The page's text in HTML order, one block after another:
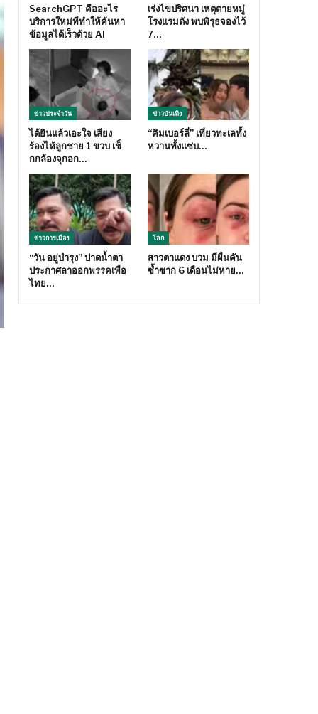
SearchGPT คืออะไร
บริการใหม่ทีทำให้ค้นหา
ข้อมูลได้เร็วด้วย AI
เร่งไขปริศนา เหตุตายหมู่
โรงแรมดัง พบพิรุธจองไว้
7…
ข่าวประจำวัน
ได้ยินแล้วเอะใจ เสียง
ร้องไห้ลูกชาย 1 ขวบ เช็
กกล้องจุกอก…
ข่าวบันเทิง
“คิมเบอร์ลี่” เที่ยวทะเลทั้ง
หวานทั้งแซ่บ…
ข่าวการเมือง
“วัน อยู่บำรุง” ปาดน้ำตา
ประกาศลาออกพรรคเพื่อ
ไทย…
โลก
สาวตาแดง บวม มีผื่นคัน
ซ้ำซาก 6 เดือนไม่หาย…